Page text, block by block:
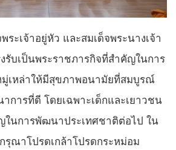
ระเจ้าอยู่หัว และสมเด็จพระนางเจ้า
รับเป็นพระราชภารกิจที่สำคัญในการ
เหล่าให้มีสุขภาพอนามัยที่สมบูรณ์
การที่ดี โดยเฉพาะเด็กและเยาวชน
ในการพัฒนาประเทศชาติต่อไป ใน
รุณาโปรดเกล้าโปรดกระหม่อม